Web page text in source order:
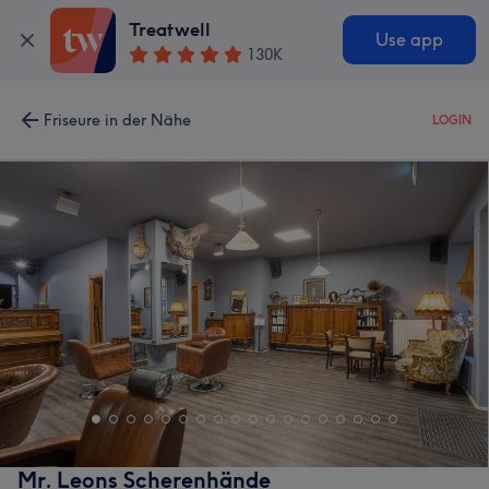
Treatwell
130K
Use app
Friseure in der Nähe LOGIN
Mr. Leons Scherenhände